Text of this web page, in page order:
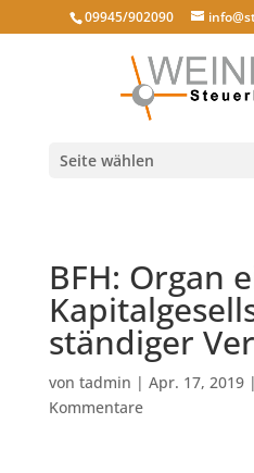
09945/902090
Seite wählen
BFH: Organ
ständiger
von tadmin | Apr. 17, 2019|
Kommentare